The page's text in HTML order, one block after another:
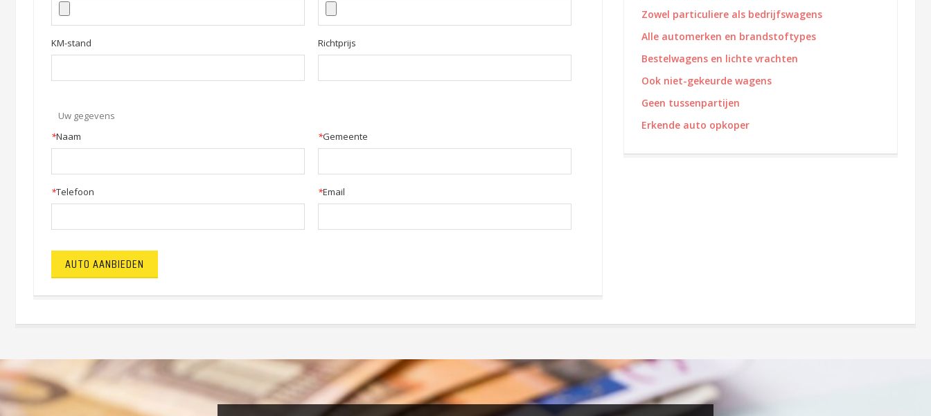
KM-stand Richtprijs
Uw gegevens
*Naam *Gemeente
*Telefoon *Email
Zowel particuliere als bedrijfswagens
Alle automerken en brandstoftypes
Bestelwagens en lichte vrachten
Ook niet-gekeurde wagens
Geen tussenpartijen
Erkende auto opkoper